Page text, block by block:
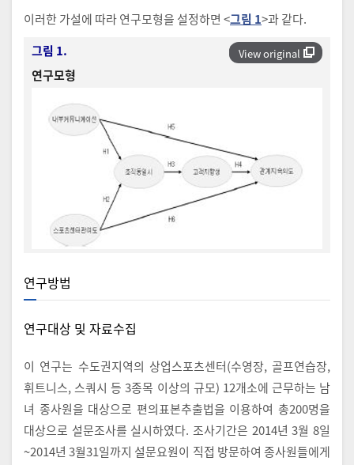
이러한 가설에 따라 연구모형을 설정하면 <그림 1>과 같다.
View original
그림 1.
연구모형
연구방법
연구대상 및 자료수집
이 연구는 수도권지역의 상업스포츠센터(수영장, 골프연습장,
휘트니스, 스쿼시 등 3종목 이상의 규모) 12개소에 근무하는 남
녀 종사원을 대상으로 편의표본추출법을 이용하여 총200명을
대상으로 설문조사를 실시하였다. 조사기간은 2014년 3월 8일
~2014년 3월31일까지 설문요원이 직접 방문하여 종사원들에게